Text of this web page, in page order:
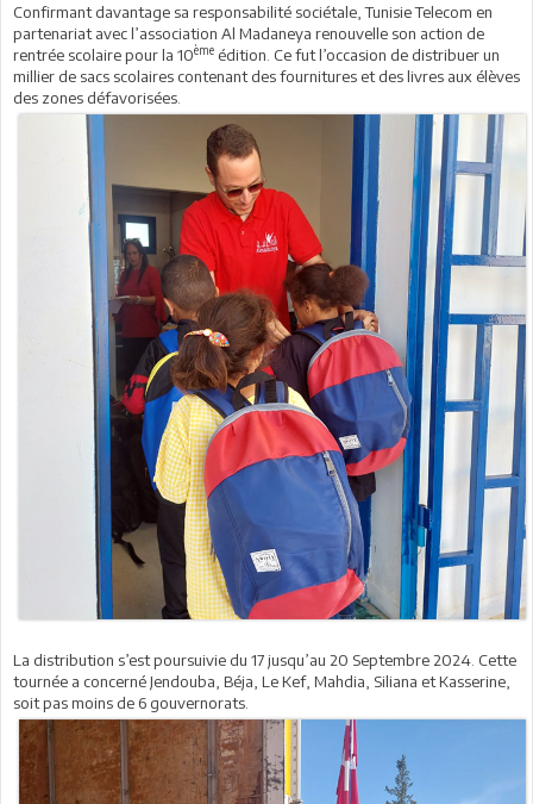
Confirmant davantage sa responsabilité sociétale, Tunisie Telecom en
partenariat avec l’association Al Madaneya renouvelle son action de
rentrée scolaire pour la 10ème édition. Ce fut l’occasion de distribuer un
millier de sacs scolaires contenant des fournitures et des livres aux élèves
des zones défavorisées.
La distribution s’est poursuivie du 17 jusqu’au 20 Septembre 2024. Cette
tournée a concerné Jendouba, Béja, Le Kef, Mahdia, Siliana et Kasserine,
soit pas moins de 6 gouvernorats.